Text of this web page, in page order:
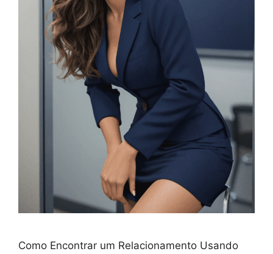
Como Encontrar um Relacionamento Usando